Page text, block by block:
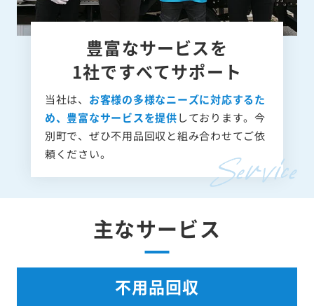
豊富なサービスを
1社ですべてサポート
当社は、 お客様の多様なニーズに対応するた
め、豊富なサービスを提供しております。今
別町で、ぜひ不用品回収と組み合わせてご依
頼ください。
主なサービス
不用品回収